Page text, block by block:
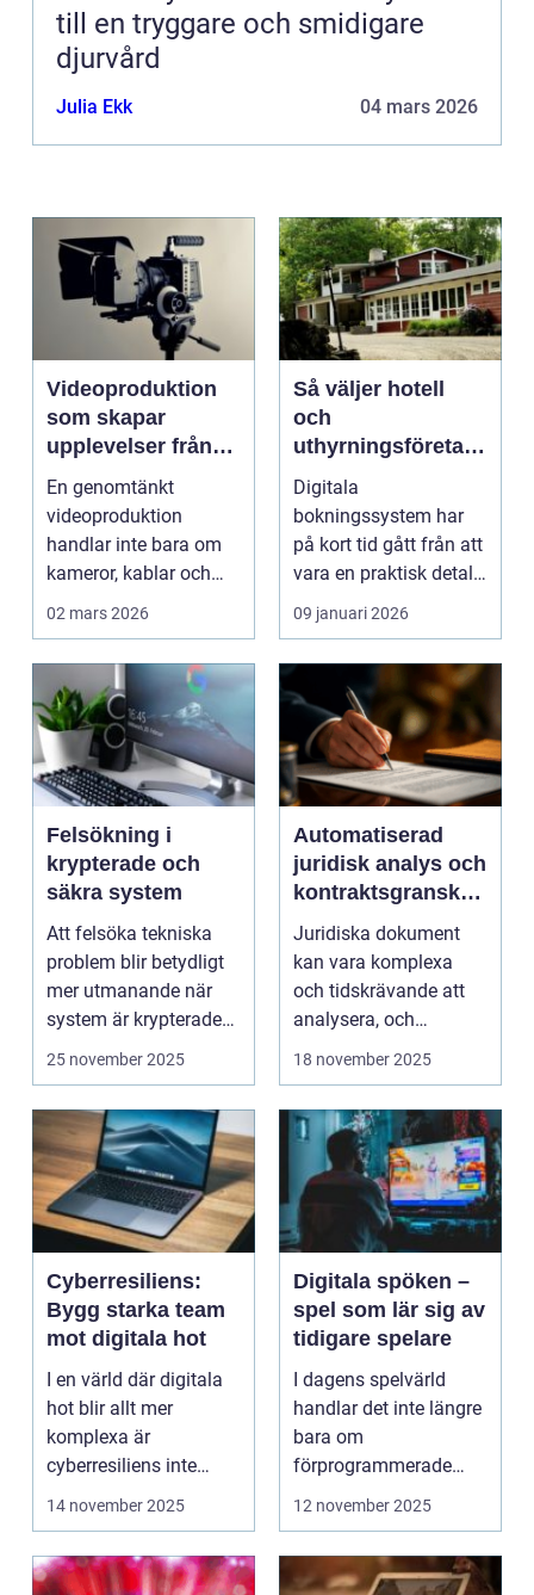
till en tryggare och smidigare
djurvård
Julia Ekk 04 mars 2026
Videoproduktion
som skapar
upplevelser från
idé till färdig
sändning
En genomtänkt
videoproduktion
handlar inte bara om
kameror, kablar och
skärmar. Den handlar
02 mars 2026
Så väljer hotell
och
uthyrningsföretag
rätt
bokningssystem
Digitala
bokningssystem har
på kort tid gått från att
vara en praktisk detalj
till...
09 januari 2026
Felsökning i
krypterade och
säkra system
Att felsöka tekniska
problem blir betydligt
mer utmanande när
system är krypterade
oc...
25 november 2025
Automatiserad
juridisk analys och
kontraktsgranskni
ng
Juridiska dokument
kan vara komplexa
och tidskrävande att
analysera, och
felaktigheter eller mi...
18 november 2025
Cyberresiliens:
Bygg starka team
mot digitala hot
I en värld där digitala
hot blir allt mer
komplexa är
cyberresiliens inte
längre...
14 november 2025
Digitala spöken –
spel som lär sig av
tidigare spelare
I dagens spelvärld
handlar det inte längre
bara om
förprogrammerade
banor och fasta m...
12 november 2025